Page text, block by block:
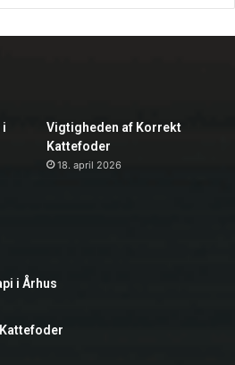
i
Vigtigheden af Korrekt
Kattefoder
18. april 2026
i Århus